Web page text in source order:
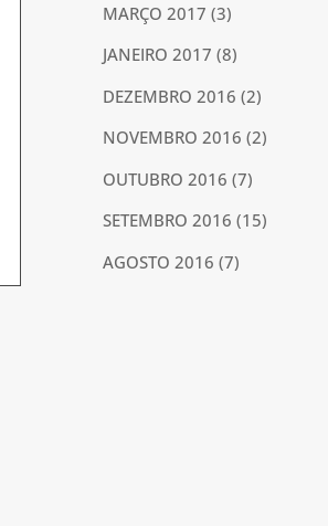
MARÇO 2017 (3)
JANEIRO 2017 (8)
DEZEMBRO 2016 (2)
NOVEMBRO 2016 (2)
OUTUBRO 2016 (7)
SETEMBRO 2016 (15)
AGOSTO 2016 (7)